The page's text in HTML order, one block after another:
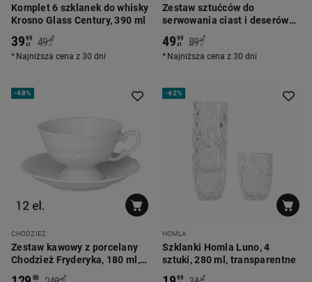
Komplet 6 szklanek do whisky
Krosno Glass Century, 390 ml
3999
zł 49 99
zł
*
Najniższa cena z 30 dni
Zestaw sztućców do
serwowania ciast i deserów
Zwieger Livio, 3 elementy,
srebrne
4999
zł 89 90
zł
*
Najniższa cena z 30 dni
-48%
CHODZIEŻ
Zestaw kawowy z porcelany
Chodzież Fryderyka, 180 ml,
12 elementów
00 00*
-42%
HOMLA
Szklanki Homla Luno, 4
sztuki, 280 ml, transparentne
99 99*